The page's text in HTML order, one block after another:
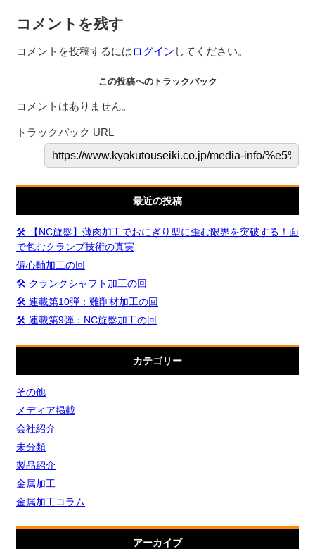
コメントを残す
コメントを投稿するにはログイン してください。
この投稿へのトラックバック
コメントはありません。
トラックバック URL
最近の投稿
🛠️ 【NC旋盤】薄肉加工でおにぎり型に歪む限界を突破する！面
で包むクランプ技術の真実
偏心軸加工の回
🛠️ クランクシャフト加工の回
🛠️ 連載第10弾：難削材加工の回
🛠️ 連載第9弾：NC旋盤加工の回
カテゴリー
その他
メディア掲載
会社紹介
未分類
製品紹介
金属加工
金属加工コラム
アーカイブ